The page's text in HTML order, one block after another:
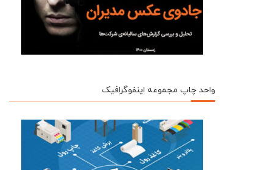
واحد چاپ مجموعه اینفوگرافیک